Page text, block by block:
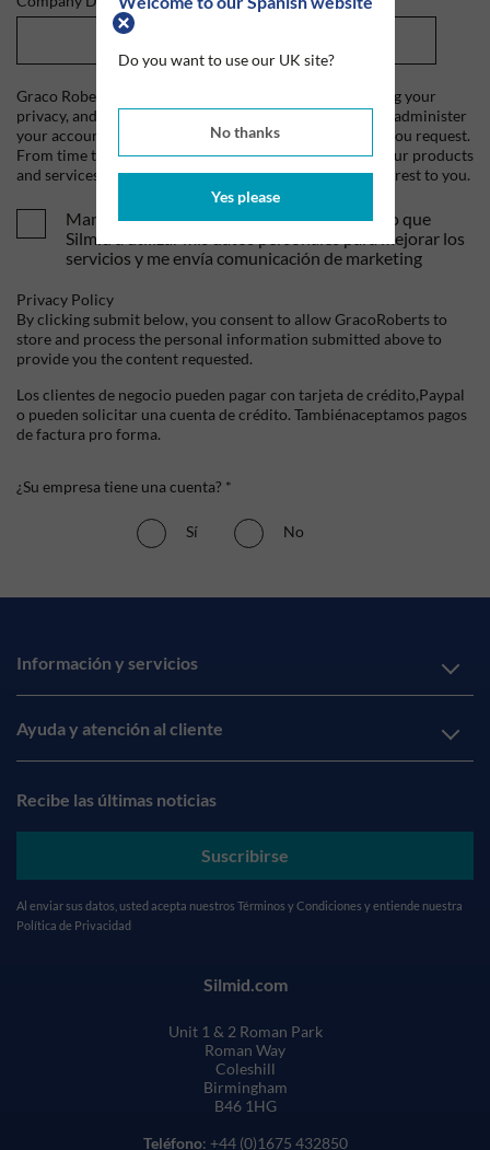
Do you want to use our UK site?
No thanks
Yes please
Graco Roberts is committed to protecting and respecting your
privacy, and we'll only use your personal information to administer
your account and to provide the products and services you request.
From time to time, we would like to contact you about our products
and services, as well as other content that may be of interest to you.
Mandame tus ofertas y novedades. Entiendo que
Silmid a utilizar mis datos personales para mejorar los
servicios y me envía comunicación de marketing
Privacy Policy
By clicking submit below, you consent to allow GracoRoberts to
store and process the personal information submitted above to
provide you the content requested.
Los clientes de negocio pueden pagar con tarjeta de crédito,Paypal
o pueden solicitar una cuenta de crédito. Tambiénaceptamos pagos
de factura pro forma.
¿Su empresa tiene una cuenta? *
Sí No
Información y servicios
Ayuda y atención al cliente
Recibe las últimas noticias
Suscribirse
Al enviar sus datos, usted acepta nuestros Términos y Condiciones y entiende nuestra
Política de Privacidad
Silmid.com
Unit 1 & 2 Roman Park
Roman Way
Coleshill
Birmingham
B46 1HG
Teléfono: +44 (0)1675 432850